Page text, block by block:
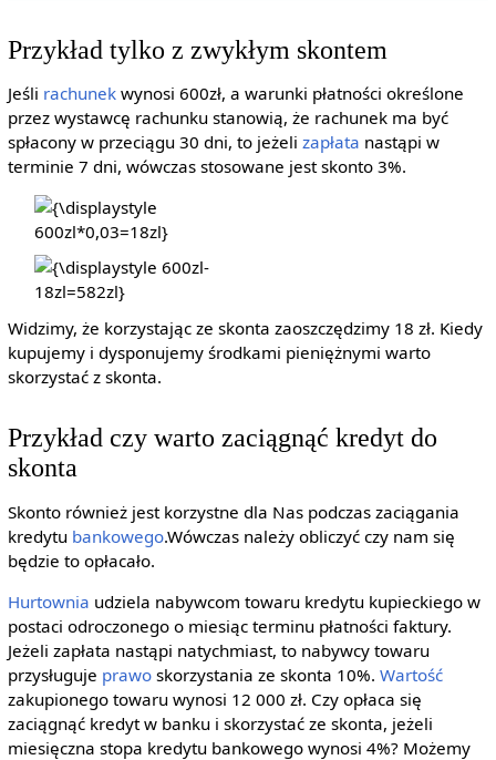
Przykład tylko z zwykłym skontem
Jeśli rachunekwynosi 600zł, a warunki płatności określone
przez wystawcę rachunku stanowią, że rachunek ma być
spłacony w przeciągu 30 dni, to jeżeli zapłata nastąpi w
terminie 7 dni, wówczas stosowane jest skonto 3%.
{\displaystyle
600zl*0,03=18zl}
{\displaystyle
600zl-
Widzimy, że korzystając ze skonta zaoszczędzimy 18 zł. Kiedy
kupujemy i dysponujemy środkami pieniężnymi warto
skorzystać z skonta.
Przykład czy warto zaciągnąć kredyt do
skonta
Skonto również jest korzystne dla Nas podczas zaciągania
kredytu bankowego.Wówczas należy obliczyć czy nam się
będzie to opłacało.
Hurtownia udziela nabywcom towaru kredytu kupieckiego w
postaci odroczonego o miesiąc terminu płatności faktury.
Jeżeli zapłata nastąpi natychmiast, to nabywcy towaru
przysługuje prawoskorzystania ze skonta 10%. Wartość
zakupionego towaru wynosi 12 000 zł. Czy opłaca się
zaciągnąć kredyt w banku i skorzystać ze skonta, jeżeli
miesięczna stopa kredytu bankowego wynosi 4%? Możemy